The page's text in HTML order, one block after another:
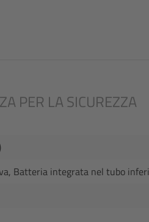
PER LA SICUREZZA
Batteria integrata nel tubo